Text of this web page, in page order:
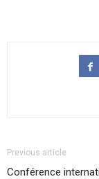
Previous article
Conférence